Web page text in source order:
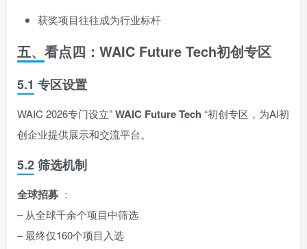
获奖项目往往成为行业标杆
五、看点四：WAIC Future Tech初创专区
5.1 专区设置
WAIC 2026专门设立”WAIC Future Tech “初创专区，为AI初
创企业提供展示和交流平台。
5.2 筛选机制
全球招募 ：
– 从全球千余个项目中筛选
– 最终仅160个项目入选